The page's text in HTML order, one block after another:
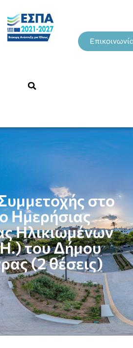
στο
Ημερήσιας
Ηλικιωμένων
του Δήμου
(2 θέσεις)